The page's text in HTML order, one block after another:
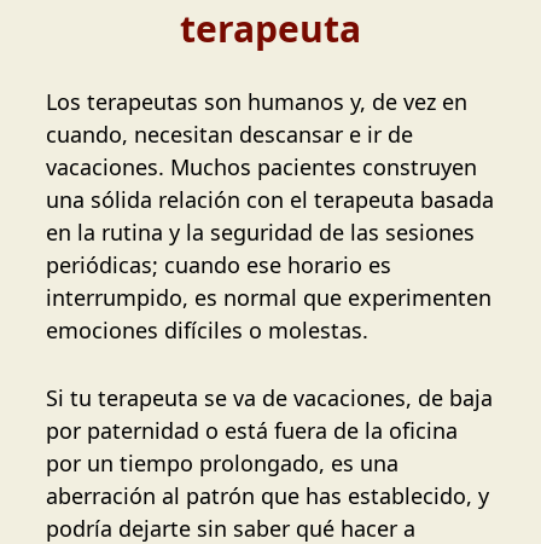
terapeuta
Los terapeutas son humanos y, de vez en
cuando, necesitan descansar e ir de
vacaciones. Muchos pacientes construyen
una sólida relación con el terapeuta basada
en la rutina y la seguridad de las sesiones
periódicas; cuando ese horario es
interrumpido, es normal que experimenten
emociones difíciles o molestas.
Si tu terapeuta se va de vacaciones, de baja
por paternidad o está fuera de la oficina
por un tiempo prolongado, es una
aberración al patrón que has establecido, y
podría dejarte sin saber qué hacer a